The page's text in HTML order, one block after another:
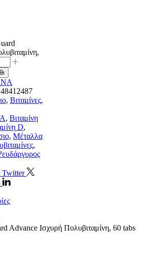
, Βιταμίνες,
, Βιταμίνη
D,
, Μέταλλα
,
Twitter
Advance Ισχυρή Πολυβιταμίνη, 60 tabs